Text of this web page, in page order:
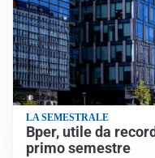
LA SEMESTRALE
Bper, utile da
primo semestre